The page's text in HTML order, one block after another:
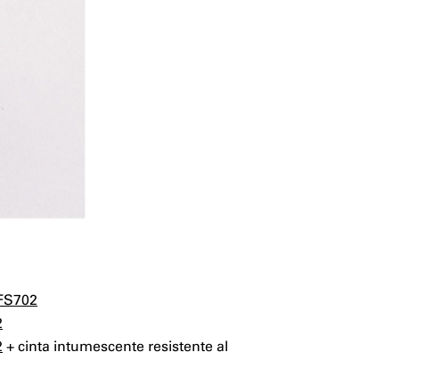
+ cinta intumescente resistente al